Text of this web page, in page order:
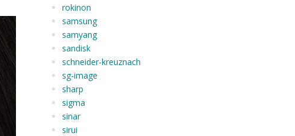
rokinon
samsung
samyang
sandisk
schneider-kreuznach
sg-image
sharp
sigma
sinar
sirui